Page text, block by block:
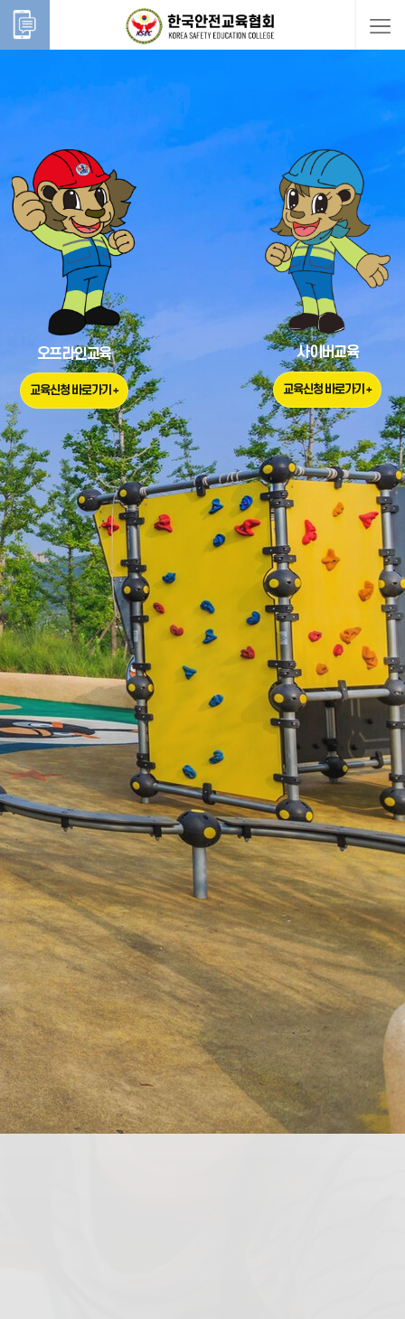
오프라인교육
교육신청 바로가기 +
사이버교육
교육신청 바로가기 +
오프라인교육
교육신청 바로가기 +
사이버교육
교육신청 바로가기 +
오프라인교육
교육신청 바로가기 +
사이버교육
교육신청 바로가기 +
오프라인교육
교육신청 바로가기 +
사이버교육
교육신청 바로가기 +